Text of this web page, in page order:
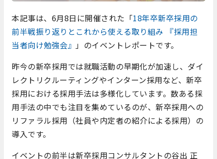
本記事は、6月8日に開催された「18年卒新卒採用の
前半戦振り返りとこれから使える取り組み 『採用担
当者向け勉強会』 」のイベントレポートです。
昨今の新卒採用では就職活動の早期化が加速し、ダイ
レクトリクルーティングやインターン採用など、新卒
採用における採用手法は多様化しています。数ある採
用手法の中でも注目を集めているのが、新卒採用への
リファラル採用（社員や内定者の紹介による採用）の
導入です。
イベントの前半は新卒採用コンサルタントの谷出 正